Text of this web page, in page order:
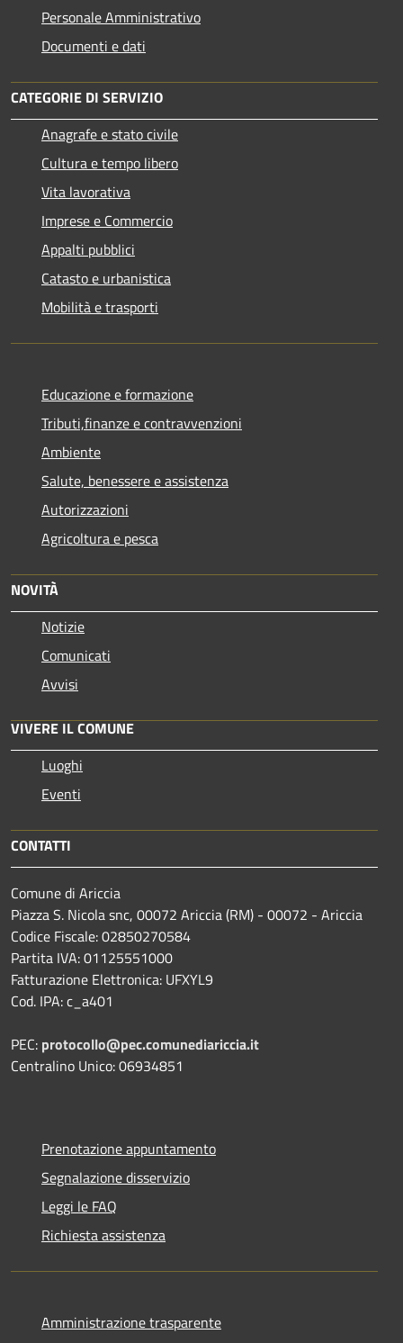
Personale Amministrativo
Documenti e dati
CATEGORIE DI SERVIZIO
Anagrafe e stato civile
Cultura e tempo libero
Vita lavorativa
Imprese e Commercio
Appalti pubblici
Catasto e urbanistica
Mobilità e trasporti
Educazione e formazione
Tributi,finanze e contravvenzioni
Ambiente
Salute, benessere e assistenza
Autorizzazioni
Agricoltura e pesca
NOVITÀ
Notizie
Comunicati
Avvisi
VIVERE IL COMUNE
Luoghi
Eventi
CONTATTI
Comune di Ariccia
Piazza S. Nicola snc, 00072 Ariccia (RM) - 00072 - Ariccia
Codice Fiscale: 02850270584
Partita IVA: 01125551000
Fatturazione Elettronica: UFXYL9
Cod. IPA: c_a401
PEC: protocollo@pec.comunediariccia.it
Centralino Unico: 06934851
Prenotazione appuntamento
Segnalazione disservizio
Leggi le FAQ
Richiesta assistenza
Amministrazione trasparente